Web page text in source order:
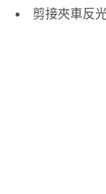
剪接夾車反